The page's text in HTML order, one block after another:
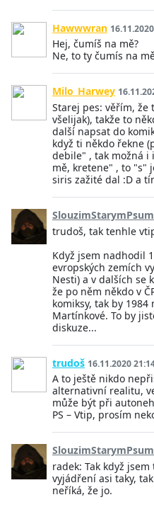
Hawwwran
Hej, čumíš na mě?
Ne, to ty čumís na
Milo_Harwey
Starej pes: věřím,
všelijak), takže to
další napsat do
když ti někdo řekne
debile" , tak možná i
mě, kretene" , to "s"
siris zažité dal :D a
SlouzimStarymPsum
trudoš, tak tenhle
Když jsem nadhodil
evropských zemích
Nesti) a v dalších se
že po něm někdo v
komiksy, tak by
Martínkové. To by
diskuze...
trudoš 16.11.2020
A to ještě nikdo
alternativní realitu,
může být při
PS – Vtip, prosím
SlouzimStarymPsum
radek: Tak když
vyjádření asi taky,
neříká, že jo.